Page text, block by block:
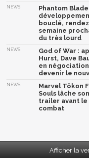
NEWS
Phantom
bouclé,
semaine
du très lourd
NEWS
God of War :
Hurst, Dave
en
devenir le
NEWS
Marvel Tōkon
Souls lâche
trailer avant le
combat
Afficher la